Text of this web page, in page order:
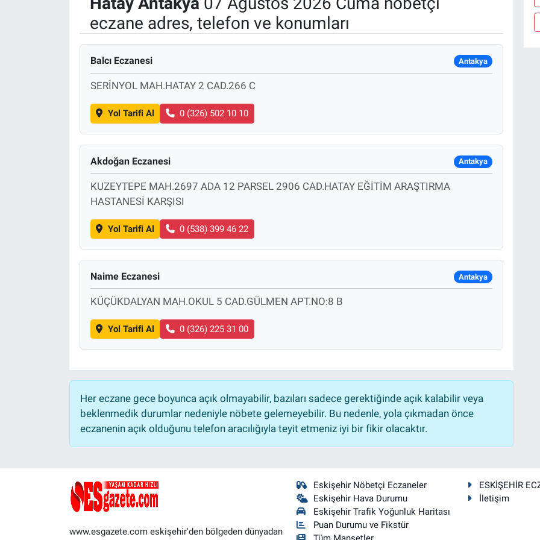
eczane adres, telefon ve konumları
Balcı Eczanesi Antakya
SERİNYOL MAH.HATAY 2 CAD.266 C
Yol Tarifi Al 0 (326) 502 10 10
Akdoğan Eczanesi Antakya
KUZEYTEPE MAH.2697 ADA 12 PARSEL 2906 CAD.HATAY EĞİTİM ARAŞTIRMA
HASTANESİ KARŞISI
Yol Tarifi Al 0 (538) 399 46 22
Naime Eczanesi Antakya
KÜÇÜKDALYAN MAH.OKUL 5 CAD.GÜLMEN APT.NO:8 B
Yol Tarifi Al 0 (326) 225 31 00
Her eczane gece boyunca açık olmayabilir, bazıları sadece gerektiğinde açık kalabilir veya
beklenmedik durumlar nedeniyle nöbete gelemeyebilir. Bu nedenle, yola çıkmadan önce
eczanenin açık olduğunu telefon aracılığıyla teyit etmeniz iyi bir fikir olacaktır.
www.esgazete.com eskişehir'den bölgeden dünyadan
Eskişehir Nöbetçi Eczaneler
Eskişehir Hava Durumu
Eskişehir Trafik Yoğunluk Haritası
Puan Durumu ve Fikstür
ESKİŞEHİR
İletişim